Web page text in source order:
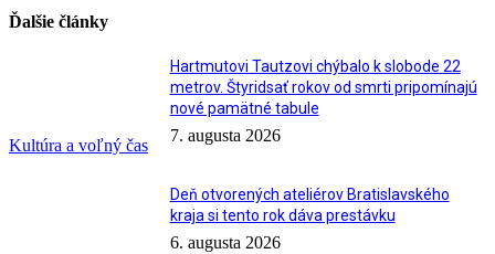
Ďalšie články
Kultúra a voľný čas
Hartmutovi Tautzovi chýbalo k slobode 22
metrov. Štyridsať rokov od smrti pripomínajú
nové pamätné tabule
7. augusta 2026
Deň otvorených ateliérov Bratislavského
kraja si tento rok dáva prestávku
6. augusta 2026